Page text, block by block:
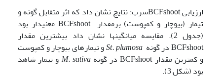
ارزیابی BCFshootسرب: نتایج نشان داد که اثر متقابل گونه و
تیمار (بیوچار و کمپوست) برمقدار BCFshoot معنی­دار بود
(جدول 2). مقایسه میانگین­ها نشان داد بیشترین مقدار
BCFshoot در گونه
St. plumosaو تیمارهای بیوچار و کمپوست
و کمترین مقدار BCFshoot در گونه
M. sativa و تیمار شاهد
بود (شکل 3).